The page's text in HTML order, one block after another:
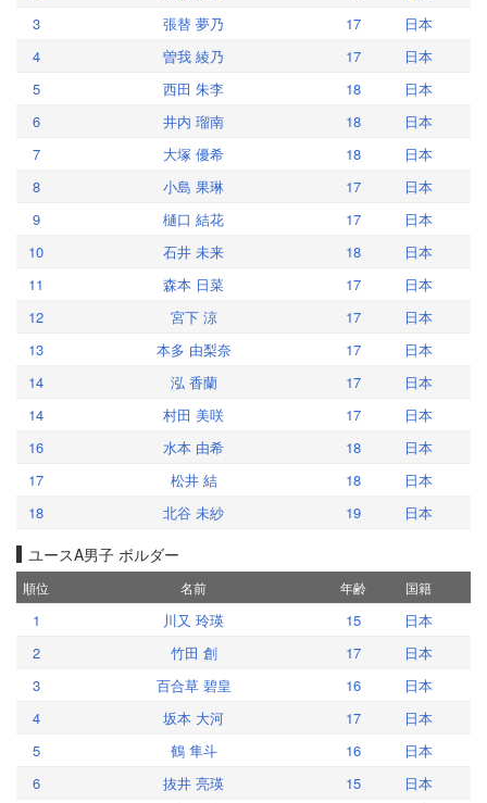
3
張替 夢乃 17
日本
4
曽我 綾乃 17
日本
5
西田 朱李 18
日本
6
井内 瑠南 18
日本
7
大塚 優希 18
日本
8
小島 果琳 17
日本
9
樋口 結花 17
日本
10
石井 未来 18
日本
11
森本 日菜 17
日本
12
宮下 涼 17
日本
13
本多 由梨奈 17
日本
14
泓 香蘭 17
日本
14
村田 美咲 17
日本
16
水本 由希 18
日本
17
松井 結 18
日本
18
北谷 未紗 19 日本
ユースA男子 ボルダー
順位 名前 年齢 国籍
1 川又 玲瑛 15
日本
2
竹田 創 17
日本
3
百合草 碧皇 16
日本
4
坂本 大河 17
日本
5
鶴 隼斗 16
日本
6
抜井 亮瑛 15
日本